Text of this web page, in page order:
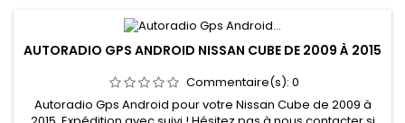
AUTORADIO GPS ANDROID NISSAN CUBE DE 2009 À 2015
Commentaire(s): 0
Autoradio Gps Android pour votre Nissan Cube de 2009 à